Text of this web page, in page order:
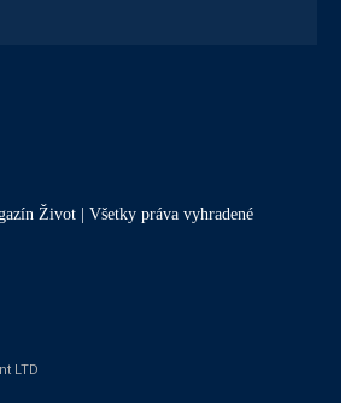
Život | Všetky práva vyhradené
LTD